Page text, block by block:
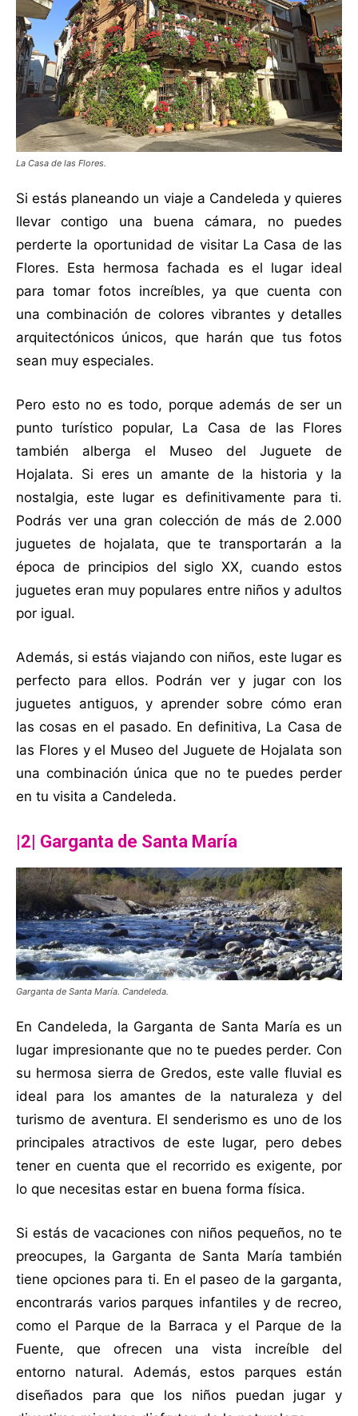
La Casa de las Flores.
Si estás planeando un viaje a Candeleda y quieres
llevar contigo una buena cámara, no puedes
perderte la oportunidad de visitar La Casa de las
Flores. Esta hermosa fachada es el lugar ideal
para tomar fotos increíbles, ya que cuenta con
una combinación de colores vibrantes y detalles
arquitectónicos únicos, que harán que tus fotos
sean muy especiales.
Pero esto no es todo, porque además de ser un
punto turístico popular, La Casa de las Flores
también alberga el Museo del Juguete de
Hojalata. Si eres un amante de la historia y la
nostalgia, este lugar es definitivamente para ti.
Podrás ver una gran colección de más de 2.000
juguetes de hojalata, que te transportarán a la
época de principios del siglo XX, cuando estos
juguetes eran muy populares entre niños y adultos
por igual.
Además, si estás viajando con niños, este lugar es
perfecto para ellos. Podrán ver y jugar con los
juguetes antiguos, y aprender sobre cómo eran
las cosas en el pasado. En definitiva, La Casa de
las Flores y el Museo del Juguete de Hojalata son
una combinación única que no te puedes perder
en tu visita a Candeleda.
|2| Garganta de Santa María
Garganta de Santa María. Candeleda.
En Candeleda, la Garganta de Santa María es un
lugar impresionante que no te puedes perder. Con
su hermosa sierra de Gredos, este valle fluvial es
ideal para los amantes de la naturaleza y del
turismo de aventura. El senderismo es uno de los
principales atractivos de este lugar, pero debes
tener en cuenta que el recorrido es exigente, por
lo que necesitas estar en buena forma física.
Si estás de vacaciones con niños pequeños, no te
preocupes, la Garganta de Santa María también
tiene opciones para ti. En el paseo de la garganta,
encontrarás varios parques infantiles y de recreo,
como el Parque de la Barraca y el Parque de la
Fuente, que ofrecen una vista increíble del
entorno natural. Además, estos parques están
diseñados para que los niños puedan jugar y